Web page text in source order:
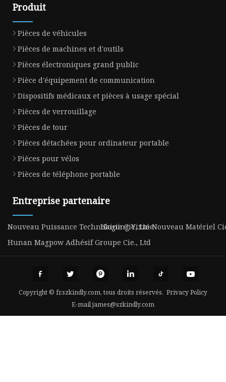
Produit
Pièces de véhicules
Pièces de machines et d'outils
Pièces électroniques grand public
Pièce d'équipement de communication
Dispositifs médicaux et pièces à usage spécial
Pièces de verrouillage
Pièces de tour
Pièces détachées pour ordinateur portable
Pièces pour vélos
Pièces de téléphone portable
Entreprise partenaire
Nouveau Puissance Technologie Cie, LtéeHaining Yixin Nouveau Matériel
Hunan Magpow Adhésif Groupe Cie., Ltd
Copyright © fr.szkindly.com, tous droits réservés. Privacy Policy
E-mailjames@szkindly.com